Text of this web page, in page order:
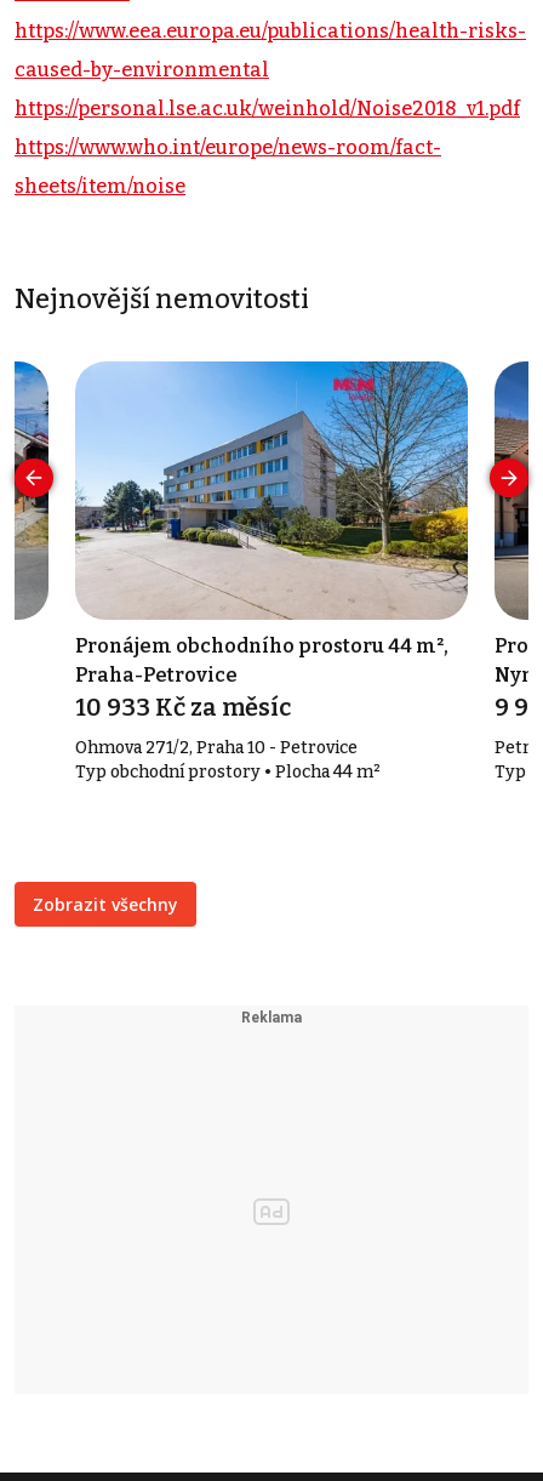
https://www.eea.europa.eu/publications/health-risks-
caused-by-environmental
https://personal.lse.ac.uk/weinhold/Noise2018_v1.pdf
https://www.who.int/europe/news-room/fact-
sheets/item/noise
Nejnovější nemovitosti
Pronájem obchodního prostoru 44 m²,
Praha-Petrovice
10 933 Kč za měsíc
Ohmova 271/2, Praha 10 - Petrovice
Typ obchodní prostory • Plocha 44 m²
9
Petra
Typ
Zobrazit všechny